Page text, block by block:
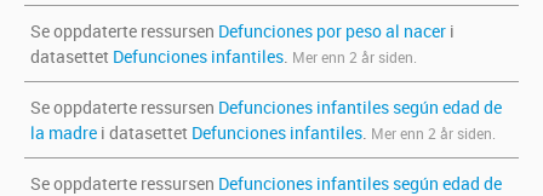
Se oppdaterte ressursen Defunciones por peso al nacer i
datasettet Defunciones infantiles. Mer enn 2 år siden.
Se oppdaterte ressursen Defunciones infantiles según edad de
la madre i datasettet Defunciones infantiles. Mer enn 2 år siden.
Se oppdaterte ressursen Defunciones infantiles según edad de